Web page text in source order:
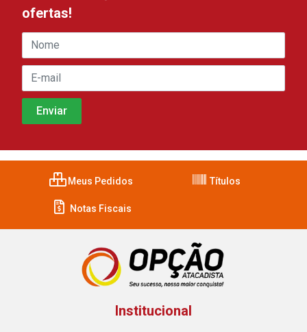
ofertas!
Meus Pedidos Títulos
Notas Fiscais
Institucional